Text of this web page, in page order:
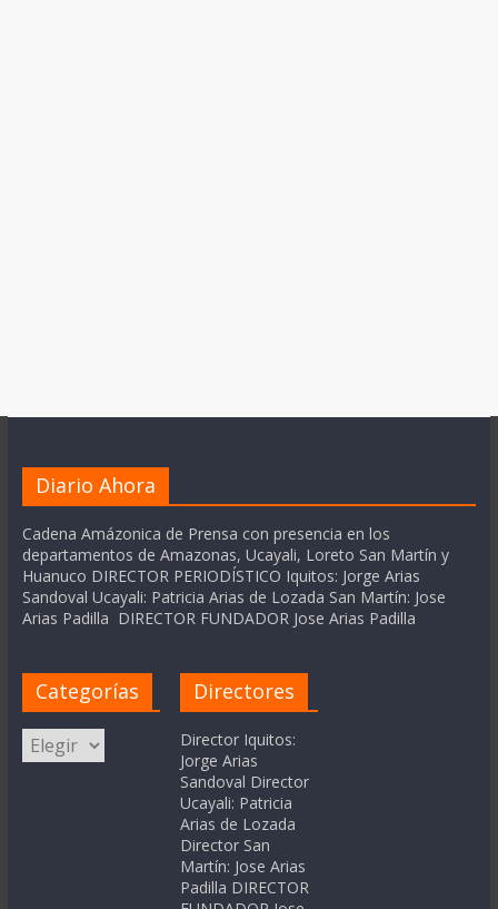
Diario Ahora
Cadena Amázonica de Prensa con presencia en los
departamentos de Amazonas, Ucayali, Loreto San Martín y
Huanuco DIRECTOR PERIODÍSTICO Iquitos: Jorge Arias
Sandoval Ucayali: Patricia Arias de Lozada San Martín: Jose
Arias Padilla DIRECTOR FUNDADOR Jose Arias Padilla
Categorías
Categorías
Directores
Director Iquitos:
Jorge Arias
Sandoval Director
Ucayali: Patricia
Arias de Lozada
Director San
Martín: Jose Arias
Padilla DIRECTOR